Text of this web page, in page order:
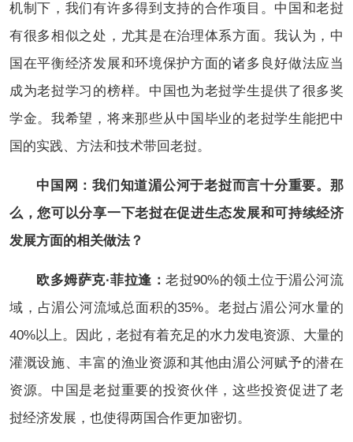
机制下，我们有许多得到支持的合作项目。中国和老挝
有很多相似之处，尤其是在治理体系方面。我认为，中
国在平衡经济发展和环境保护方面的诸多良好做法应当
成为老挝学习的榜样。中国也为老挝学生提供了很多奖
学金。我希望，将来那些从中国毕业的老挝学生能把中
国的实践、方法和技术带回老挝。
中国网：我们知道湄公河于老挝而言十分重要。那
么，您可以分享一下老挝在促进生态发展和可持续经济
发展方面的相关做法？
欧多姆萨克·菲拉逢：老挝90%的领土位于湄公河流
域，占湄公河流域总面积的35%。老挝占湄公河水量的
40%以上。因此，老挝有着充足的水力发电资源、大量的
灌溉设施、丰富的渔业资源和其他由湄公河赋予的潜在
资源。中国是老挝重要的投资伙伴，这些投资促进了老
挝经济发展，也使得两国合作更加密切。